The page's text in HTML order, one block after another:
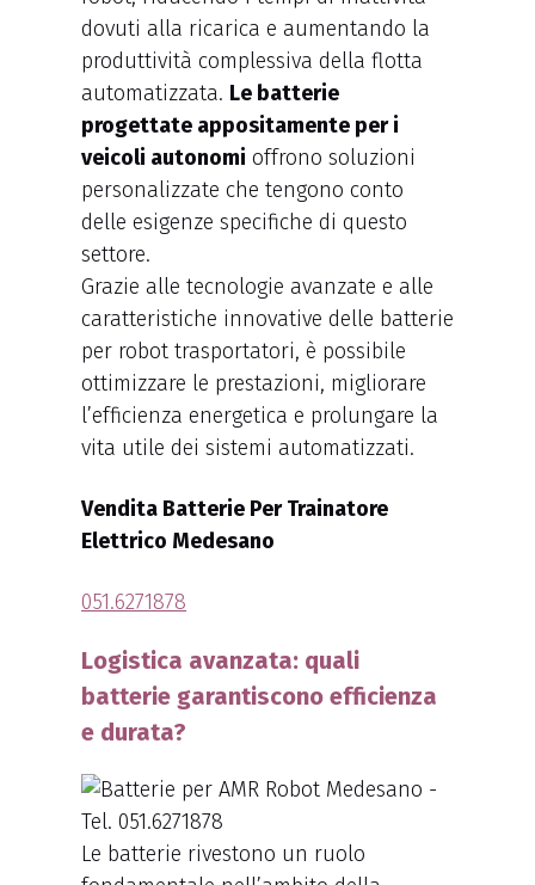
dovuti alla ricarica e aumentando la
produttività complessiva della flotta
automatizzata. Le batterie
progettate appositamente per i
veicoli autonomi offrono soluzioni
personalizzate che tengono conto
delle esigenze specifiche di questo
settore.
Grazie alle tecnologie avanzate e alle
caratteristiche innovative delle batterie
per robot trasportatori, è possibile
ottimizzare le prestazioni, migliorare
l’efficienza energetica e prolungare la
vita utile dei sistemi automatizzati.
Vendita Batterie Per Trainatore
Elettrico Medesano
051.6271878
Logistica avanzata: quali
batterie garantiscono efficienza
e durata?
Le batterie rivestono un ruolo